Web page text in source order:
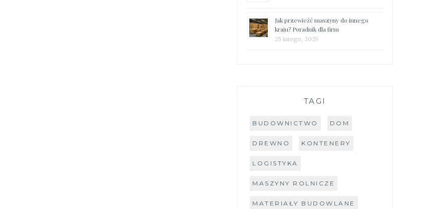
Jak przewieźć maszyny do innego
kraju? Poradnik dla firm
25 lutego, 2025
TAGI
BUDOWNICTWO DOM
DREWNO KONTENERY
LOGISTYKA
MASZYNY ROLNICZE
MATERIAŁY BUDOWLANE